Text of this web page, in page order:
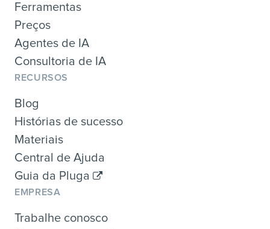
Ferramentas
Preços
Agentes de IA
Consultoria de IA
RECURSOS
Blog
Histórias de sucesso
Materiais
Central de Ajuda
Guia da Pluga
EMPRESA
Trabalhe conosco